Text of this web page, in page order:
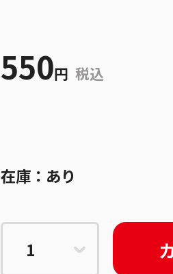
550円 税込
在庫： あり